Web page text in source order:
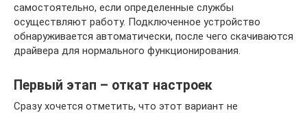
самостоятельно, если определенные службы
осуществляют работу. Подключенное устройство
обнаруживается автоматически, после чего скачиваются
драйвера для нормального функционирования.
Первый этап – откат настроек
Сразу хочется отметить, что этот вариант не